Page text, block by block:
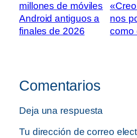
millones de móviles
Android antiguos a
finales de 2026
nos
como
Comentarios
Deja una respuesta
Tu dirección de correo